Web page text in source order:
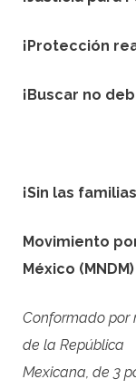
¡Protección
¡Buscar no
¡Sin las
Movimiento
México (MNDM)
Conformado por
de la República
Mexicana, de 3